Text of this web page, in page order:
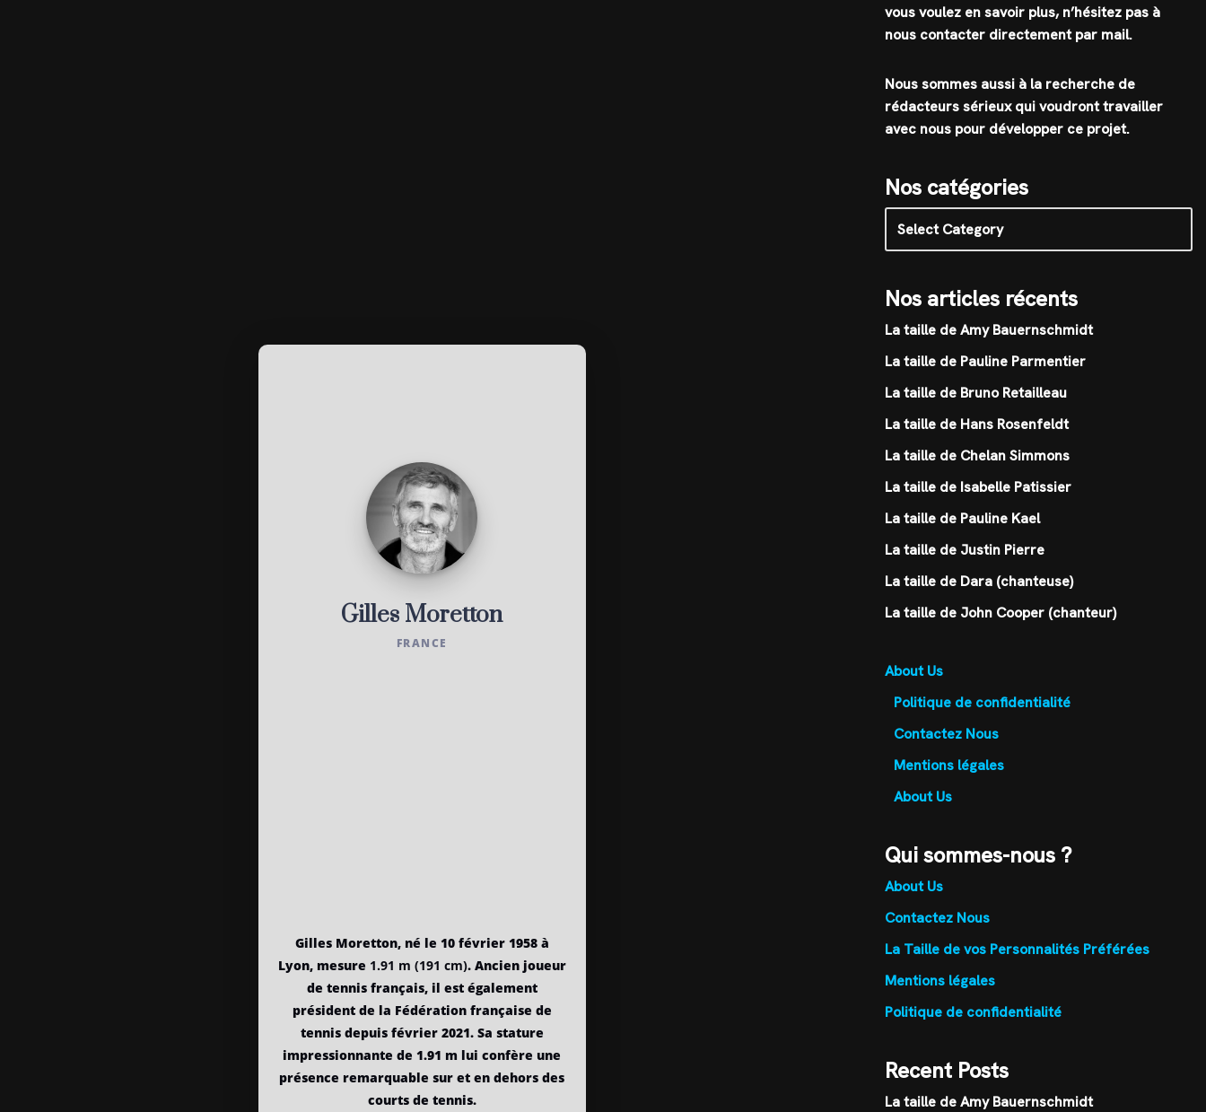
Gilles Moretton
FRANCE
Gilles Moretton, né le 10 février 1958 à
Lyon, mesure 1.91 m (191 cm). Ancien joueur
de tennis français, il est également
président de la Fédération française de
tennis depuis février 2021. Sa stature
impressionnante de 1.91 m lui confère une
présence remarquable sur et en dehors des
courts de tennis.
vous voulez en savoir plus, n’hésitez pas à
nous contacter directement par mail.
Nous sommes aussi à la recherche de
rédacteurs sérieux qui voudront travailler
avec nous pour développer ce projet.
Nos catégories
Nos articles récents
La taille de Amy Bauernschmidt
La taille de Pauline Parmentier
La taille de Bruno Retailleau
La taille de Hans Rosenfeldt
La taille de Chelan Simmons
La taille de Isabelle Patissier
La taille de Pauline Kael
La taille de Justin Pierre
La taille de Dara (chanteuse)
La taille de John Cooper (chanteur)
About Us
Politique de confidentialité
Contactez Nous
Mentions légales
About Us
Qui sommes-nous ?
About Us
Contactez Nous
La Taille de vos Personnalités Préférées
Mentions légales
Politique de confidentialité
Recent Posts
La taille de Amy Bauernschmidt